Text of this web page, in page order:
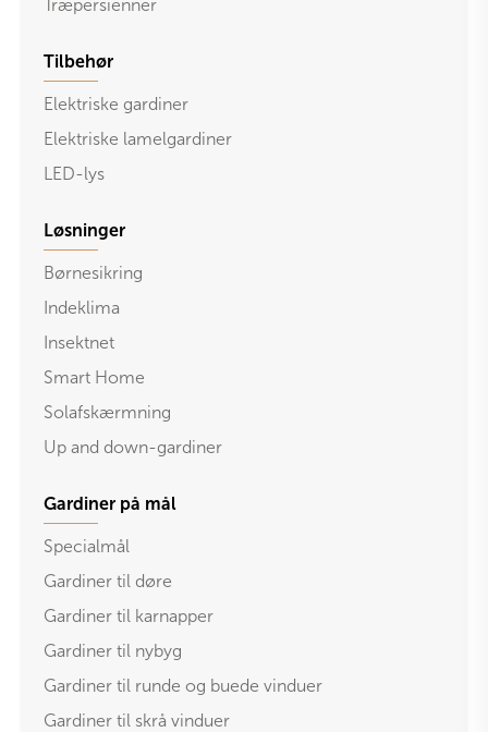
Træpersienner
Tilbehør
Elektriske gardiner
Elektriske lamelgardiner
LED-lys
Løsninger
Børnesikring
Indeklima
Insektnet
Smart Home
Solafskærmning
Up and down-gardiner
Gardiner på mål
Specialmål
Gardiner til døre
Gardiner til karnapper
Gardiner til nybyg
Gardiner til runde og buede vinduer
Gardiner til skrå vinduer